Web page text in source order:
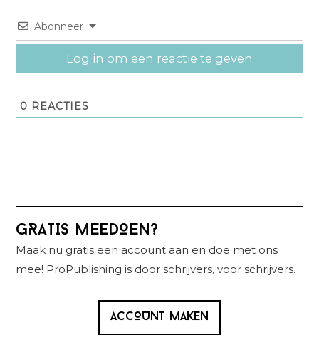
Abonneer
Log in om een reactie te geven
0 REACTIES
Primaire
Sidebar
GRATIS MEEDOEN?
Maak nu gratis een account aan en doe met ons
mee! ProPublishing is door schrijvers, voor schrijvers.
ACCOUNT MAKEN